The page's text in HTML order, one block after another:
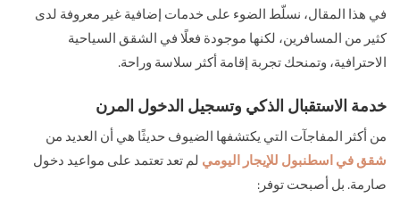
في هذا المقال، نسلّط الضوء على خدمات إضافية غير معروفة لدى
كثير من المسافرين، لكنها موجودة فعلًا في الشقق السياحية
الاحترافية، وتمنحك تجربة إقامة أكثر سلاسة وراحة.
خدمة الاستقبال الذكي وتسجيل الدخول المرن
من أكثر المفاجآت التي يكتشفها الضيوف حديثًا هي أن العديد من
شقق في اسطنبول للإيجار اليوميلم تعد تعتمد على مواعيد دخول
صارمة. بل أصبحت توفر: